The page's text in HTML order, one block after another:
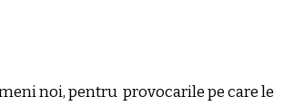
noi, pentru provocarile pe care le